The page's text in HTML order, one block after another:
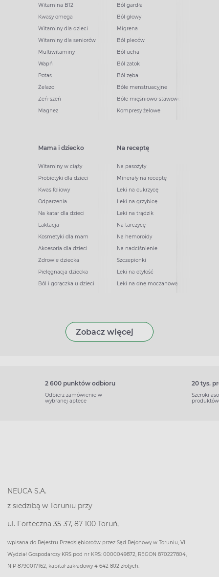
Witamina B12
Kwasy omega
Witaminy dla dzieci
Witaminy dla seniorów
Multiwitaminy
Wapń
Potas
Żelazo
Żeń-szeń
Magnez
Ból gardła
Ból głowy
Migrena
Ból pleców
Ból ucha
Ból zatok
Ból zęba
Bóle menstruacyjne
Bóle mięśniowo-stawowe
Kompresy żelowe
Mama i dziecko
Witaminy w ciąży
Probiotyki dla dzieci
Kwas foliowy
Odparzenia
Na katar dla dzieci
Laktacja
Kosmetyki dla mam
Akcesoria dla dzieci
Zdrowie dziecka
Pielęgnacja dziecka
Ból i gorączka u dzieci
Na receptę
Na pasożyty
Minerały na receptę
Leki na cukrzycę
Leki na grzybicę
Leki na trądzik
Na tarczycę
Na hemoroidy
Na nadciśnienie
Szczepionki
Leki na otyłość
Leki na dnę moczanową
Zobacz więcej
2 600 punktów odbioru
Odbierz zamówienie w
wybranej aptece
20 tys.
Szeroki
produktów
NEUCA S.A.
z siedzibą w Toruniu przy
ul. Forteczna 35-37, 87-100 Toruń,
wpisana do Rejestru Przedsiębiorców przez Sąd Rejonowy w Toruniu, VII
Wydział Gospodarczy KRS pod nr KRS: 0000049872, REGON 870227804,
NIP 8790017162, kapitał zakładowy 4 642 802 złotych.